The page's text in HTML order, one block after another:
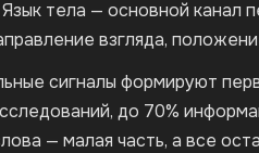
тела — основной канал
взгляда,
сигналы формируют
до 70%
— малая часть, а все